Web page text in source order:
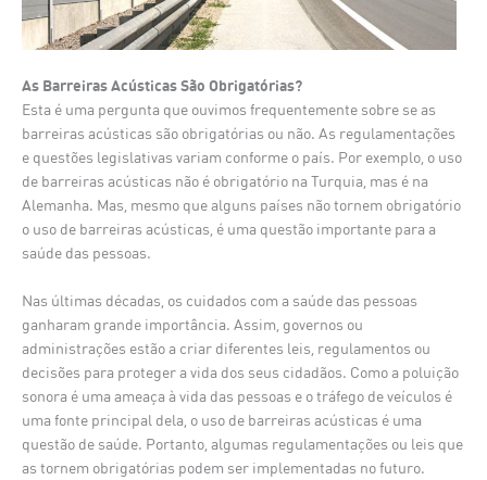
As Barreiras Acústicas São Obrigatórias?
Esta é uma pergunta que ouvimos frequentemente sobre se as
barreiras acústicas são obrigatórias ou não. As regulamentações
e questões legislativas variam conforme o país. Por exemplo, o uso
de barreiras acústicas não é obrigatório na Turquia, mas é na
Alemanha. Mas, mesmo que alguns países não tornem obrigatório
o uso de barreiras acústicas, é uma questão importante para a
saúde das pessoas.
Nas últimas décadas, os cuidados com a saúde das pessoas
ganharam grande importância. Assim, governos ou
administrações estão a criar diferentes leis, regulamentos ou
decisões para proteger a vida dos seus cidadãos. Como a poluição
sonora é uma ameaça à vida das pessoas e o tráfego de veículos é
uma fonte principal dela, o uso de barreiras acústicas é uma
questão de saúde. Portanto, algumas regulamentações ou leis que
as tornem obrigatórias podem ser implementadas no futuro.